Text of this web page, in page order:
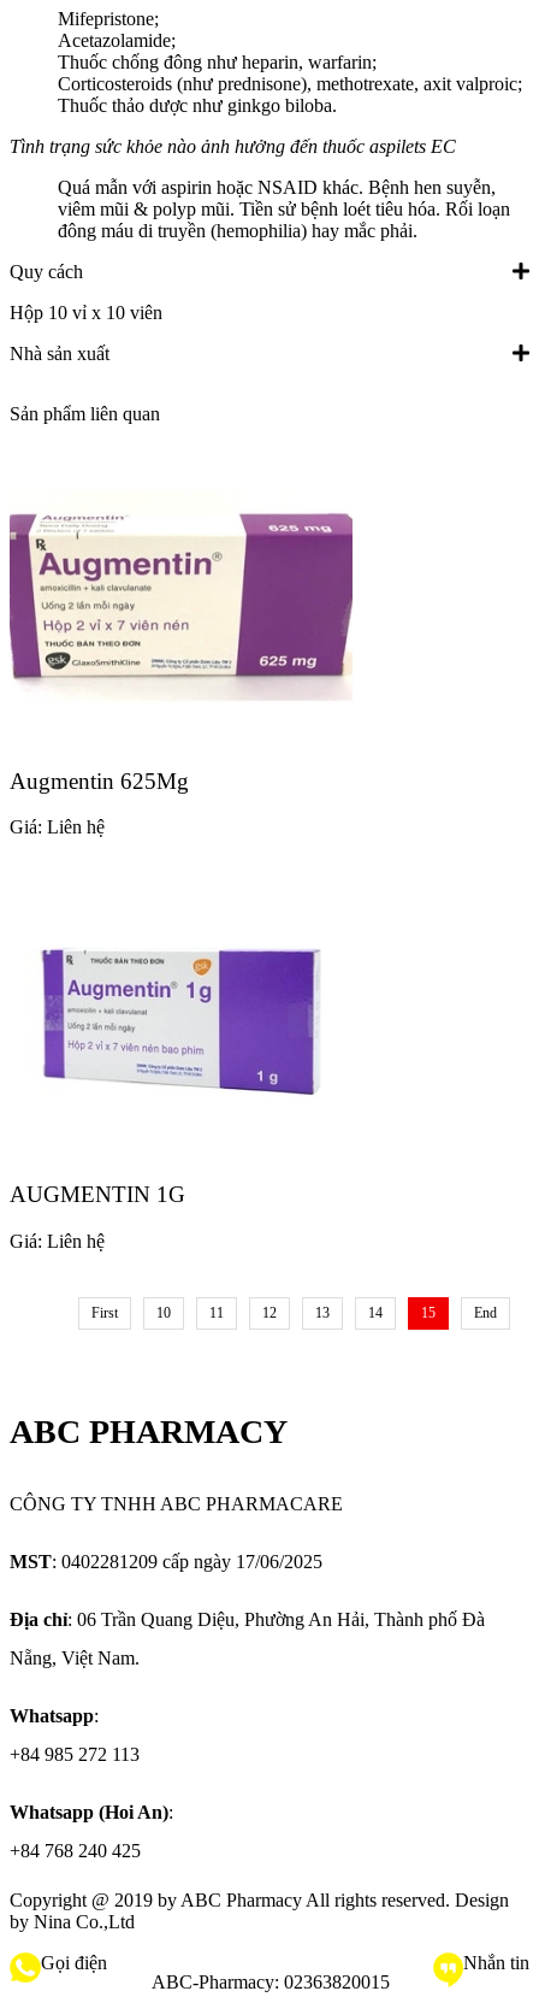
Mifepristone;
Acetazolamide;
Thuốc chống đông như heparin, warfarin;
Corticosteroids (như prednisone), methotrexate, axit valproic;
Thuốc thảo dược như ginkgo biloba.
Tình trạng sức khỏe nào ảnh hưởng đến thuốc aspilets EC
Quá mẫn với aspirin hoặc NSAID khác. Bệnh hen suyễn,
viêm mũi & polyp mũi. Tiền sử bệnh loét tiêu hóa. Rối loạn
đông máu di truyền (hemophilia) hay mắc phải.
Quy cách
Hộp 10 vỉ x 10 viên
Nhà sản xuất
Sản phẩm liên quan
Augmentin 625Mg
Giá: Liên hệ
AUGMENTIN 1G
Giá: Liên hệ
First 10 11 12 13 14 15 End
ABC PHARMACY
CÔNG TY TNHH ABC PHARMACARE
MST: 0402281209 cấp ngày 17/06/2025
Địa chỉ: 06 Trần Quang Diệu, Phường An Hải, Thành phố Đà
Nẵng, Việt Nam.
Whatsapp:
+84 985 272 113
Whatsapp (Hoi An):
+84 768 240 425
Copyright @ 2019 by ABC Pharmacy All rights reserved. Design
by Nina Co.,Ltd
Gọi điện
ABC-Pharmacy: 02363820015
Nhắn tin